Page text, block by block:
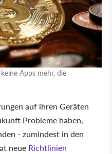
Apps mehr, die
auf ihren Geräten
Probleme haben,
- zumindest in den
neue Richtlinien